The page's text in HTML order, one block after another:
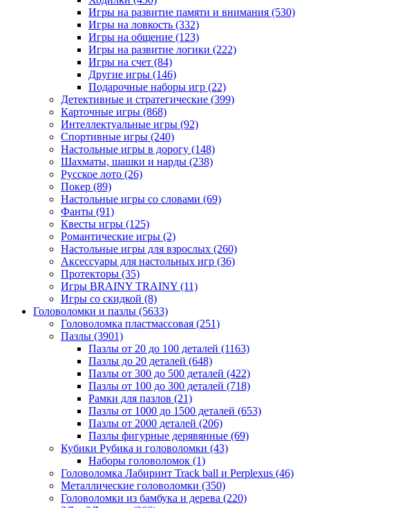
Игры на развитие памяти и внимания (530)
Игры на ловкость (332)
Игры на общение (123)
Игры на развитие логики (222)
Игры на счет (84)
Другие игры (146)
Подарочные наборы игр (22)
Детективные и стратегические (399)
Карточные игры (868)
Интеллектуальные игры (92)
Спортивные игры (240)
Настольные игры в дорогу (148)
Шахматы, шашки и нарды (238)
Русское лото (26)
Покер (89)
Настольные игры со словами (69)
Фанты (91)
Квесты игры (125)
Романтические игры (2)
Настольные игры для взрослых (260)
Аксессуары для настольных игр (36)
Протекторы (35)
Игры BRAINY TRAINY (11)
Игры со скидкой (8)
Головоломки и пазлы (5633)
Головоломка пластмассовая (251)
Пазлы (3901)
Пазлы от 20 до 100 деталей (1163)
Пазлы до 20 деталей (648)
Пазлы от 300 до 500 деталей (422)
Пазлы от 100 до 300 деталей (718)
Рамки для пазлов (21)
Пазлы от 1000 до 1500 деталей (653)
Пазлы от 2000 деталей (206)
Пазлы фигурные дерявянные (69)
Кубики Рубика и головоломки (43)
Наборы головоломок (1)
Головоломка Лабиринт Track ball и Perplexus (46)
Металлические головоломки (350)
Головоломки из бамбука и дерева (220)